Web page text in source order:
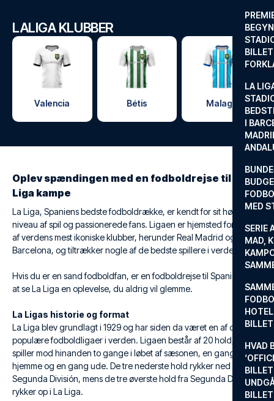
LA
I
MED
SERIE
MAD,
HVAD
LALIGA KLUBBER
Valencia Bétis Malaga
Oplev spændingen med en fodboldrejse til La
Liga kampe
La Liga, Spaniens bedste fodboldrække, er kendt for sit høje
niveau af spil og passionerede fans. Ligaen er hjemsted for nogle
af verdens mest ikoniske klubber, herunder Real Madrid og FC
Barcelona, og tiltrækker nogle af de bedste spillere i verden.
Hvis du er en sand fodboldfan, er en fodboldrejse til Spanien for
at se La Liga en oplevelse, du aldrig vil glemme.
La Ligas historie og format
La Liga blev grundlagt i 1929 og har siden da været en af de mest
populære fodboldligaer i verden. Ligaen består af 20 hold, der
spiller mod hinanden to gange i løbet af sæsonen, en gang
hjemme og en gang ude. De tre nederste hold rykker ned i
Segunda División, mens de tre øverste hold fra Segunda División
rykker op i La Liga.